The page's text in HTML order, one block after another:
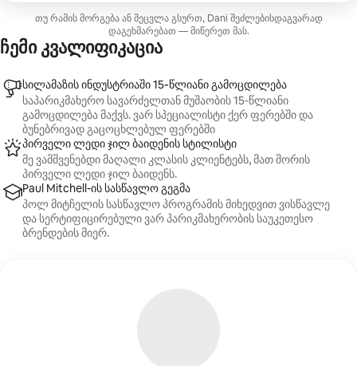
თუ რამის მორგება ან შეცვლა გსურთ, Dani შეძლებისდაგვარად
დაგეხმარებათ — მიწერეთ მას.
ჩემი კვალიფიკაცია
სილამაზის ინდუსტრიაში 15‑წლიანი გამოცდილება
საპარიკმახერო სავარძელთან მუშაობის 15‑წლიანი
გამოცდილება მაქვს. ვარ სპეციალისტი ქერ ფერებში და
ბუნებრივად გაცოცხლებულ ფერებში
პირველი ლედი ჯილ ბაიდენის სტილისტი
მე ვამშვენებდი მაღალი კლასის კლიენტებს, მათ შორის
პირველი ლედი ჯილ ბაიდენს.
Paul Mitchell-ის სასწავლო გეგმა
პოლ მიტჩელის სასწავლო პროგრამის მიხედვით ვისწავლე
და სერტიფიცირებული ვარ პარიკმახერობის საუკეთესო
ბრენდების მიერ.